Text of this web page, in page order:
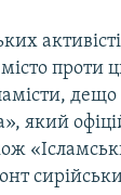
проти
який